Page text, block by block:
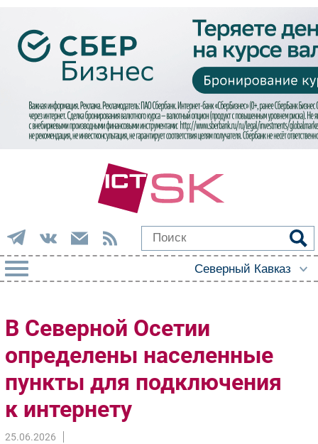
Импорто­замещение
Автоматизация Промышленности
Интернет
Мобильная связь
Фиксированная связь
Интеграция
В Северной Осетии
определены населенные
пункты для подключения
к интернету
25.06.2026